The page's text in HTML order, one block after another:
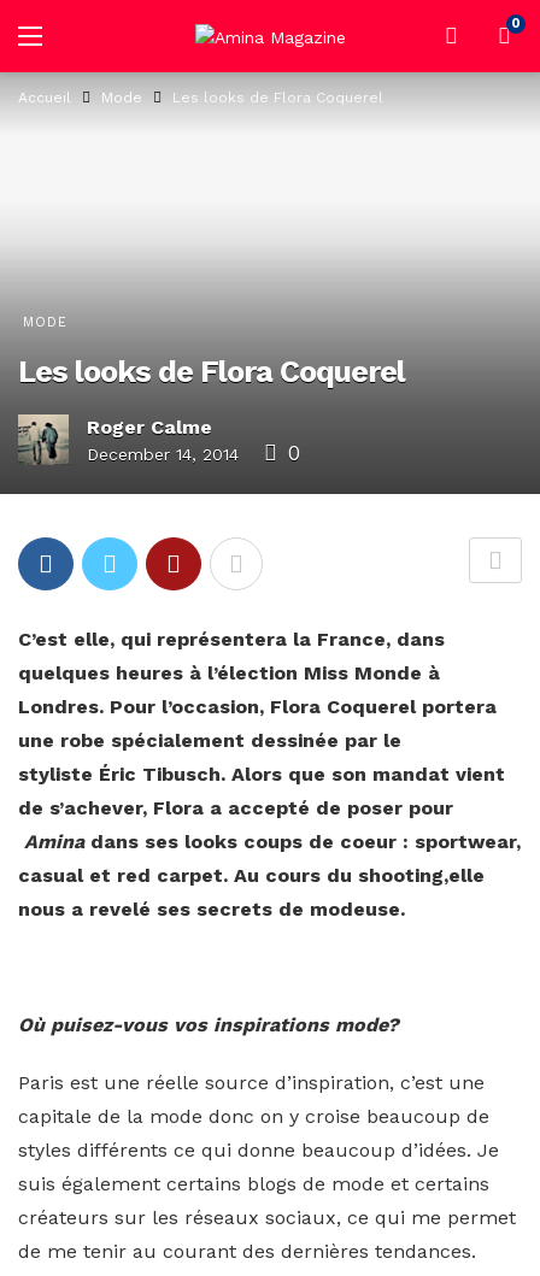
0
Accueil Mode Les looks de Flora Coquerel
MODE
Les looks de Flora Coquerel
Roger Calme
December 14, 2014 0
C’est elle, qui représentera la France, dans
quelques heures à l’élection Miss Monde à
Londres. Pour l’occasion, Flora Coquerel portera
une robe spécialement dessinée par le
styliste Éric Tibusch. Alors que son mandat vient
de s’achever, Flora a accepté de poser pour
Aminadans ses looks coups de coeur : sportwear,
casual et red carpet. Au cours du shooting,elle
nous a revelé ses secrets de modeuse.
Où puisez-vous vosinspirations mode?
Paris est une réelle source d’inspiration, c’est une
capitale de la mode donc on y croise beaucoup de
styles différents ce qui donne beaucoup d’idées. Je
suis également certains blogs de mode et certains
créateurs sur les réseaux sociaux, ce qui me permet
de me tenir au courant des dernières tendances.